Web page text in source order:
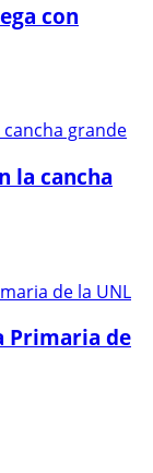
con
la cancha
Primaria de